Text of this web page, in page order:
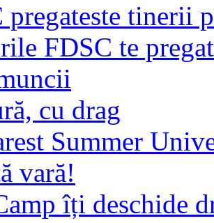
pregateste tinerii
FDSC te
cu drag
Summer
vară!
îți deschide